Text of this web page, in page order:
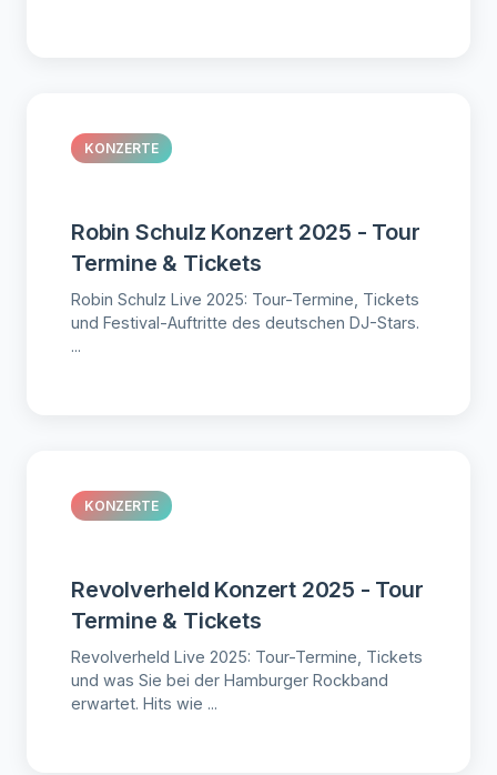
KONZERTE
Robin Schulz Konzert 2025 - Tour
Termine & Tickets
Robin Schulz Live 2025: Tour-Termine, Tickets
und Festival-Auftritte des deutschen DJ-Stars.
...
KONZERTE
Revolverheld Konzert 2025 - Tour
Termine & Tickets
Revolverheld Live 2025: Tour-Termine, Tickets
und was Sie bei der Hamburger Rockband
erwartet. Hits wie ...